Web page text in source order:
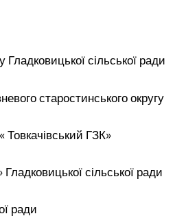
сільської ради
старостинського округу
Товкачівський ГЗК»
сільської ради
ради